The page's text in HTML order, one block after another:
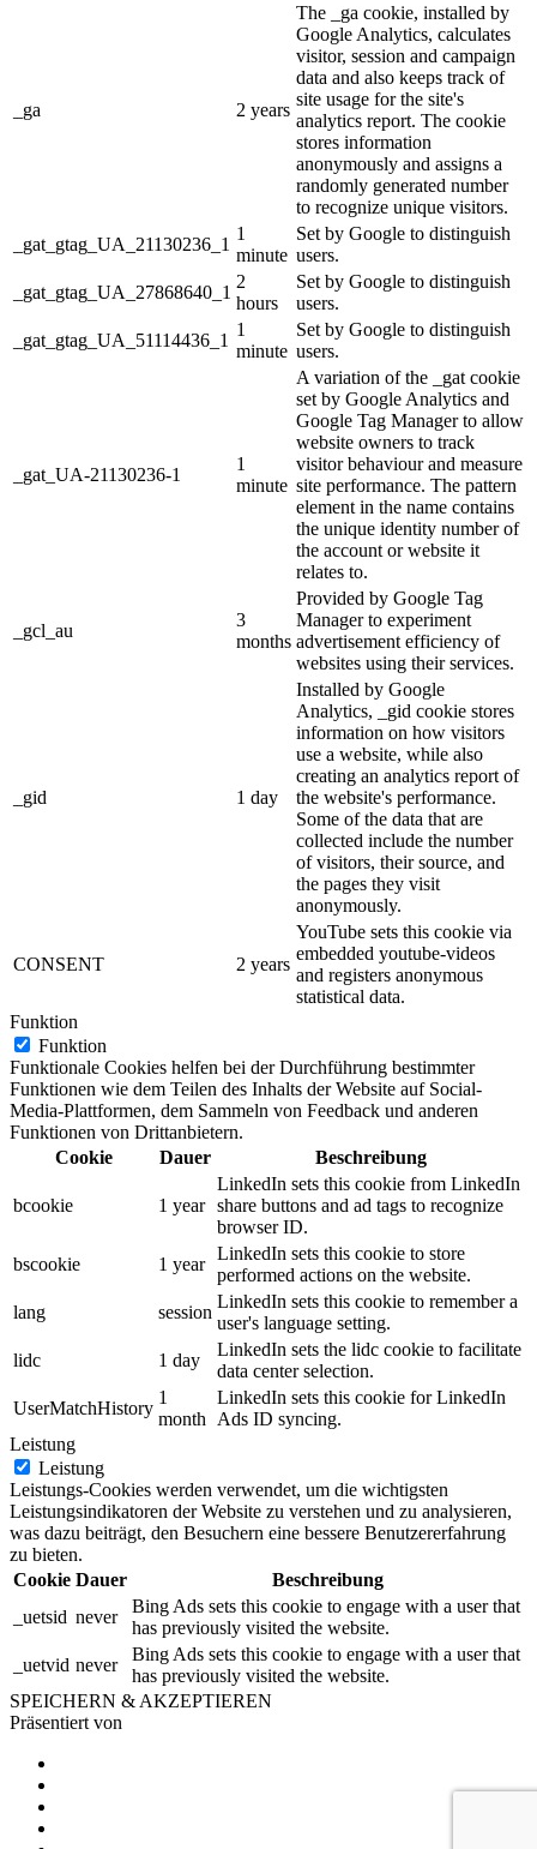
_ga 2 years
The _ga cookie, installed by
Google Analytics, calculates
visitor, session and campaign
data and also keeps track of
site usage for the site's
analytics report. The cookie
stores information
anonymously and assigns a
randomly generated number
to recognize unique visitors.
_gat_gtag_UA_21130236_1
1
minute
Set by Google to distinguish
users.
_gat_gtag_UA_27868640_1
2
hours
Set by Google to distinguish
users.
_gat_gtag_UA_51114436_1
1
minute
Set by Google to distinguish
users.
_gat_UA-21130236-1
1
minute
A variation of the _gat cookie
set by Google Analytics and
Google Tag Manager to allow
website owners to track
visitor behaviour and measure
site performance. The pattern
element in the name contains
the unique identity number of
the account or website it
relates to.
_gcl_au
3
months
Provided by Google Tag
Manager to experiment
advertisement efficiency of
websites using their services.
_gid 1 day
Installed by Google
Analytics, _gid cookie stores
information on how visitors
use a website, while also
creating an analytics report of
the website's performance.
Some of the data that are
collected include the number
of visitors, their source, and
the pages they visit
anonymously.
CONSENT 2 years
YouTube sets this cookie via
embedded youtube-videos
and registers anonymous
statistical data.
Funktion
Funktion
Funktionale Cookies helfen bei der Durchführung bestimmter
Funktionen wie dem Teilen des Inhalts der Website auf Social-
Media-Plattformen, dem Sammeln von Feedback und anderen
Funktionen von Drittanbietern.
Cookie
Dauer Beschreibung
bcookie 1 year
LinkedIn sets this cookie from LinkedIn
share buttons and ad tags to recognize
browser ID.
bscookie
1 year
LinkedIn sets this cookie to store
performed actions on the website.
lang
session
LinkedIn sets this cookie to remember a
user's language setting.
lidc
1 day
LinkedIn sets the lidc cookie to facilitate
data center selection.
UserMatchHistory
1
month
LinkedIn sets this cookie for LinkedIn
Ads ID syncing.
Leistung
Leistung
Leistungs-Cookies werden verwendet, um die wichtigsten
Leistungsindikatoren der Website zu verstehen und zu analysieren,
was dazu beiträgt, den Besuchern eine bessere Benutzererfahrung
zu bieten.
Cookie Dauer
Beschreibung
_uetsid never
Bing Ads sets this cookie to engage with a user that
has previously visited the website.
_uetvid never
Bing Ads sets this cookie to engage with a user that
has previously visited the website.
SPEICHERN & AKZEPTIEREN
Präsentiert von